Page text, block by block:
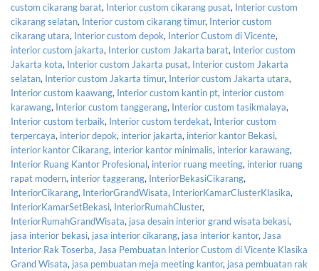
custom cikarang barat, Interior custom cikarang pusat, Interior custom
cikarang selatan, Interior custom cikarang timur, Interior custom
cikarang utara, Interior custom depok, Interior Custom di Vicente,
interior custom jakarta, Interior custom Jakarta barat, Interior custom
Jakarta kota, Interior custom Jakarta pusat, Interior custom Jakarta
selatan, Interior custom Jakarta timur, Interior custom Jakarta utara,
Interior custom kaawang, Interior custom kantin pt, interior custom
karawang, Interior custom tanggerang, Interior custom tasikmalaya,
Interior custom terbaik, Interior custom terdekat, Interior custom
terpercaya, interior depok, interior jakarta, interior kantor Bekasi,
interior kantor Cikarang, interior kantor minimalis, interior karawang,
Interior Ruang Kantor Profesional, interior ruang meeting, interior ruang
rapat modern, interior taggerang, InteriorBekasiCikarang,
InteriorCikarang, InteriorGrandWisata, InteriorKamarClusterKlasika,
InteriorKamarSetBekasi, InteriorRumahCluster,
InteriorRumahGrandWisata, jasa desain interior grand wisata bekasi,
jasa interior bekasi, jasa interior cikarang, jasa interior kantor, Jasa
Interior Rak Toserba, Jasa Pembuatan Interior Custom di Vicente Klasika
Grand Wisata, jasa pembuatan meja meeting kantor, jasa pembuatan rak